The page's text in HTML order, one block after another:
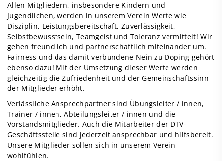
Allen Mitgliedern, insbesondere Kindern und
Jugendlichen, werden in unserem Verein Werte wie
Disziplin, Leistungsbereitschaft, Zuverlässigkeit,
Selbstbewusstsein, Teamgeist und Toleranz vermittelt! Wir
gehen freundlich und partnerschaftlich miteinander um.
Fairness und das damit verbundene Nein zu Doping gehört
ebenso dazu! Mit der Umsetzung dieser Werte werden
gleichzeitig die Zufriedenheit und der Gemeinschaftssinn
der Mitglieder erhöht.
Verlässliche Ansprechpartner sind Übungsleiter / innen,
Trainer / innen, Abteilungsleiter / innen und die
Vorstandsmitglieder. Auch die Mitarbeiter der DTV-
Geschäftsstelle sind jederzeit ansprechbar und hilfsbereit.
Unsere Mitglieder sollen sich in unserem Verein
wohlfühlen.